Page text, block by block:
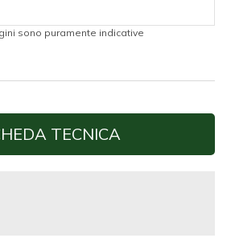
sono puramente indicative
TECNICA